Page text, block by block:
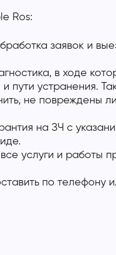
Ros:
заявок и
в ходе
пути устранения.
не повреждены
на ЗЧ с
услуги и работы
по телефону